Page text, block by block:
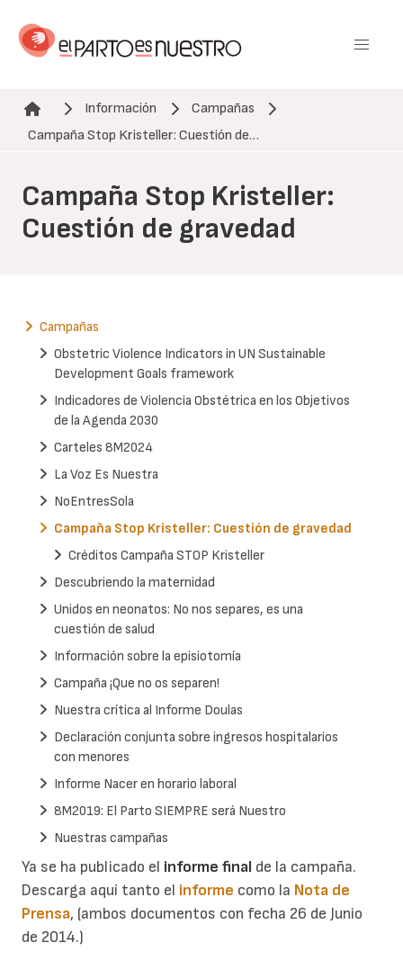
contenido
Ruta de navegación
Información
Campañas
Campaña Stop Kristeller: Cuestión de…
Campaña Stop Kristeller:
Cuestión de gravedad
Ya se ha publicado el informe final de la campaña.
Descarga aquí tanto el informe como la Nota de
Prensa, (ambos documentos con fecha 26 de Junio
de 2014.)
Campañas
Obstetric Violence Indicators in UN Sustainable
Development Goals framework
Indicadores de Violencia Obstétrica en los Objetivos
de la Agenda 2030
Carteles 8M2024
La Voz Es Nuestra
NoEntresSola
Campaña Stop Kristeller: Cuestión de gravedad
Créditos Campaña STOP Kristeller
Descubriendo la maternidad
Unidos en neonatos: No nos separes, es una
cuestión de salud
Información sobre la episiotomía
Campaña ¡Que no os separen!
Nuestra crítica al Informe Doulas
Declaración conjunta sobre ingresos hospitalarios
con menores
Informe Nacer en horario laboral
8M2019: El Parto SIEMPRE será Nuestro
Nuestras campañas